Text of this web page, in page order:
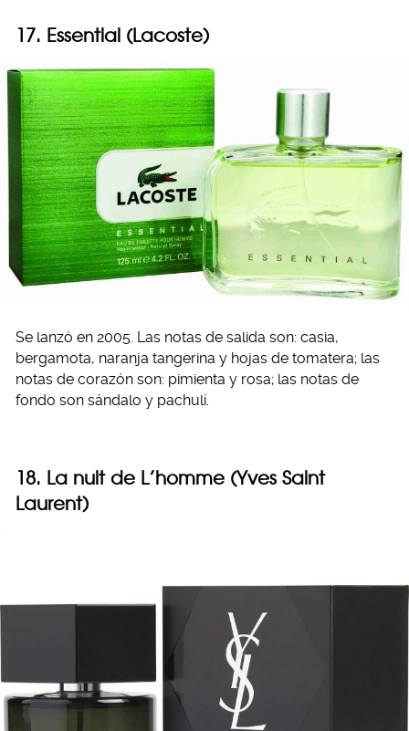
17. Essential (Lacoste)
Se lanzó en 2005. Las notas de salida son: casia,
bergamota, naranja tangerina y hojas de tomatera; las
notas de corazón son: pimienta y rosa; las notas de
fondo son sándalo y pachulí.
18. La nuit de L’homme (Yves Saint
Laurent)